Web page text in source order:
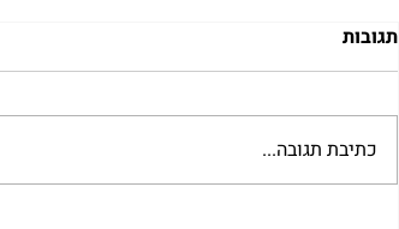
תגובות
כתיבת תגובה...